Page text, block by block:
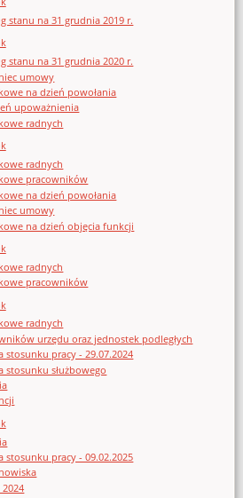
stanu na 31 grudnia 2019 r.
stanu na 31 grudnia 2020 r.
umowy
na dzień powołania
upoważnienia
radnych
radnych
pracowników
na dzień powołania
umowy
na dzień objęcia funkcji
radnych
pracowników
radnych
urzędu oraz jednostek podległych
stosunku pracy - 29.07.2024
stosunku służbowego
stosunku pracy - 09.02.2025